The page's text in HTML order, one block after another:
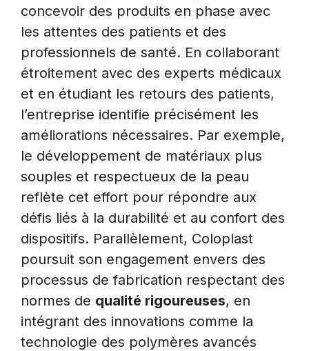
concevoir des produits en phase avec
les attentes des patients et des
professionnels de santé. En collaborant
étroitement avec des experts médicaux
et en étudiant les retours des patients,
l’entreprise identifie précisément les
améliorations nécessaires. Par exemple,
le développement de matériaux plus
souples et respectueux de la peau
reflète cet effort pour répondre aux
défis liés à la durabilité et au confort des
dispositifs. Parallèlement, Coloplast
poursuit son engagement envers des
processus de fabrication respectant des
normes de qualité rigoureuses, en
intégrant des innovations comme la
technologie des polymères avancés